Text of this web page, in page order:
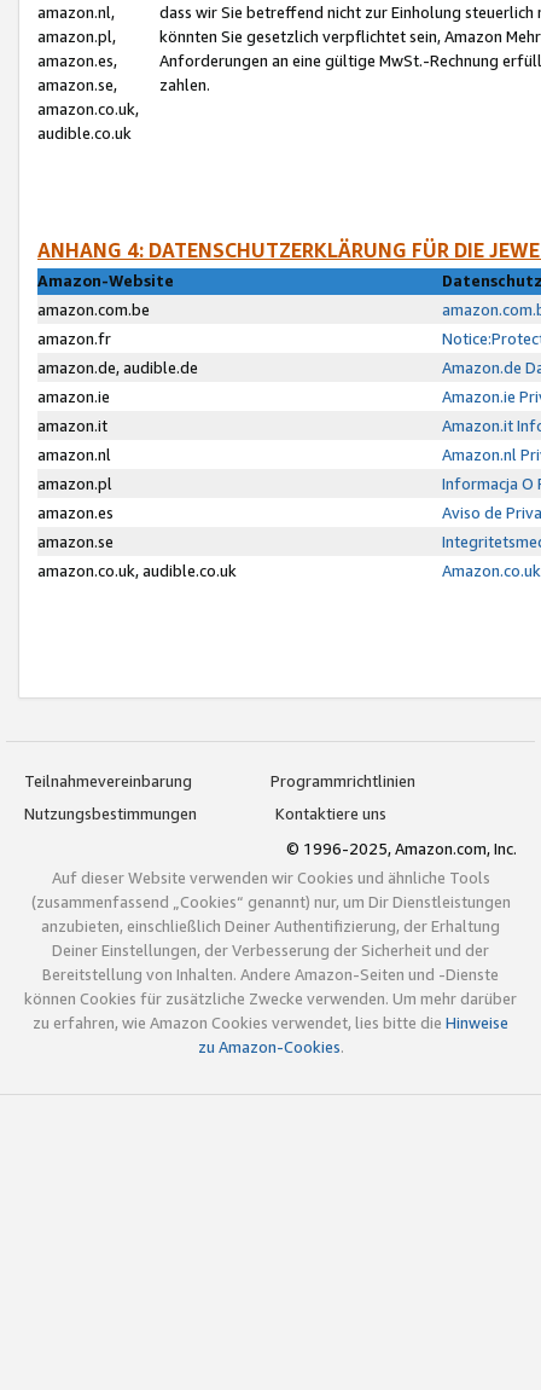
amazon.nl,
amazon.pl,
amazon.es,
amazon.se,
amazon.co.uk,
audible.co.uk
dass wir Sie betreffend nicht zur Einholung
könnten Sie gesetzlich verpflichtet sein, Amazon
Anforderungen an eine gültige MwSt.-Rechnung
zahlen.
ANHANG 4: DATENSCHUTZERKLÄRUNG FÜR DIE
Amazon-Website
amazon.com.be
amazon.fr
amazon.de, audible.de
Amazon.de
amazon.ie
Amazon.ie
amazon.it
Amazon.it
amazon.nl
Amazon.nl
amazon.pl
Informacja O
amazon.es
Aviso de
amazon.se
amazon.co.uk, audible.co.uk
Teilnahmevereinbarung
Programmrichtlinien
Nutzungsbestimmungen
Kontaktiere uns
© 1996-2025, Amazon.com, Inc.
Auf dieser Website verwenden wir Cookies und ähnliche Tools
(zusammenfassend „Cookies“ genannt) nur, um Dir Dienstleistungen
anzubieten, einschließlich Deiner Authentifizierung, der Erhaltung
Deiner Einstellungen, der Verbesserung der Sicherheit und der
Bereitstellung von Inhalten. Andere Amazon-Seiten und -Dienste
können Cookies für zusätzliche Zwecke verwenden. Um mehr darüber
zu erfahren, wie Amazon Cookies verwendet, lies bitte die Hinweise
zu Amazon-Cookies.